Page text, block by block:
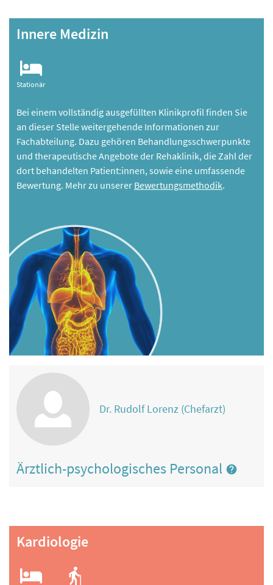
Innere Medizin
Stationär
Bei einem vollständig ausgefüllten Klinikprofil finden Sie
an dieser Stelle weitergehende Informationen zur
Fachabteilung. Dazu gehören Behandlungsschwerpunkte
und therapeutische Angebote der Rehaklinik, die Zahl der
dort behandelten Patient:innen, sowie eine umfassende
Bewertung. Mehr zu unserer Bewertungsmethodik.
Dr. Rudolf Lorenz (Chefarzt)
Ärztlich-psychologisches Personal
Kardiologie